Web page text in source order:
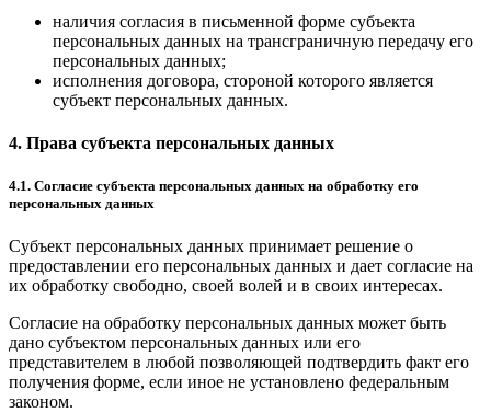
наличия согласия в письменной форме субъекта
персональных данных на трансграничную передачу его
персональных данных;
исполнения договора, стороной которого является
субъект персональных данных.
4. Права субъекта персональных данных
4.1. Согласие субъекта персональных данных на обработку его
персональных данных
Субъект персональных данных принимает решение о
предоставлении его персональных данных и дает согласие на
их обработку свободно, своей волей и в своих интересах.
Согласие на обработку персональных данных может быть
дано субъектом персональных данных или его
представителем в любой позволяющей подтвердить факт его
получения форме, если иное не установлено федеральным
законом.